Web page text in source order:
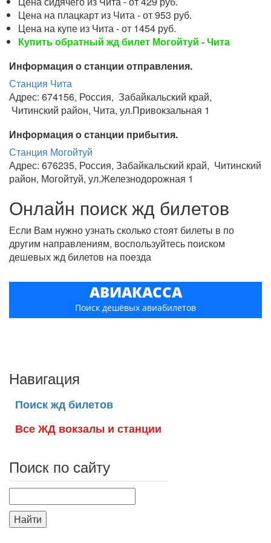
Цена на плацкарт из Чита - от 953 руб.
Цена на купе из Чита - от 1454 руб.
Купить обратный жд билет Могойтуй - Чита
Информация о станции отправления.
Станция Чита
Адрес: 674156, Россия, Забайкальский край,
Читинский район, Чита, ул.Привокзальная 1
Информация о станции прибытия.
Станция Могойтуй
Адрес: 676235, Россия, Забайкальский край, Читинский
район, Могойтуй, ул.Железнодорожная 1
Онлайн поиск жд билетов
Если Вам нужно узнать сколько стоят билеты в по
другим направлениям, воспользуйтесь поиском
дешевых жд билетов на поезда
АВИАКАССА
Поиск дешёвых авиабилетов
Навигация
Поиск жд билетов
Все ЖД вокзалы и станции
Поиск по сайту
Найти